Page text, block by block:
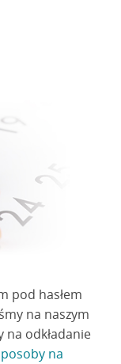
pod hasłem
na naszym
odkładanie
na